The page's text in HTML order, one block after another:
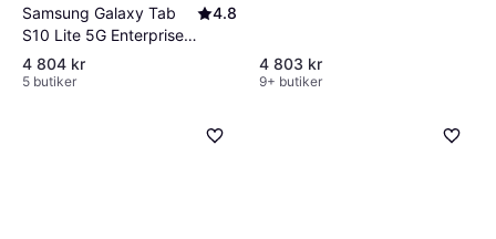
Samsung Galaxy Tab
S10 Lite 5G Enterprise
Edition 128GB
4.8
4 804 kr
5 butiker
4 803 kr
9+ butiker